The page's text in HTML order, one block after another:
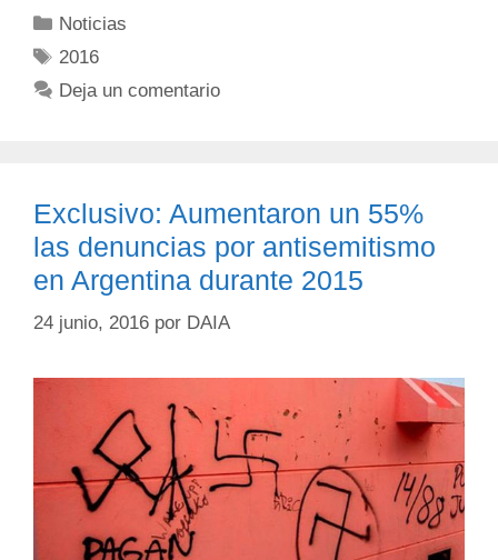
Noticias
2016
Deja un comentario
Exclusivo: Aumentaron un 55%
las denuncias por antisemitismo
en Argentina durante 2015
24 junio, 2016 por DAIA